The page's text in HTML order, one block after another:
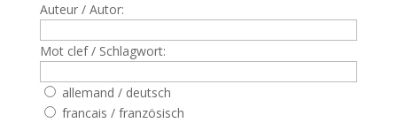
Auteur / Autor:
Mot clef / Schlagwort:
allemand / deutsch
francais / französisch